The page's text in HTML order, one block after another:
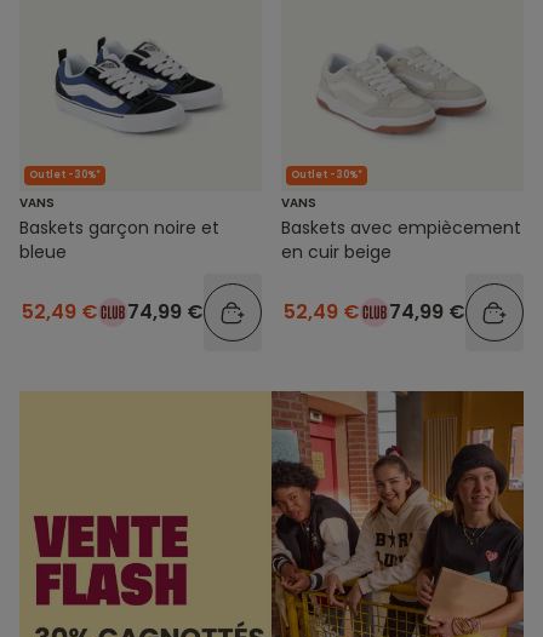
Outlet -30%*
VANS
Baskets garçon noire et
bleue
52,49 € 74,99 €
Outlet -30%*
VANS
Baskets avec empiècement
en cuir beige
52,49 € 74,99 €